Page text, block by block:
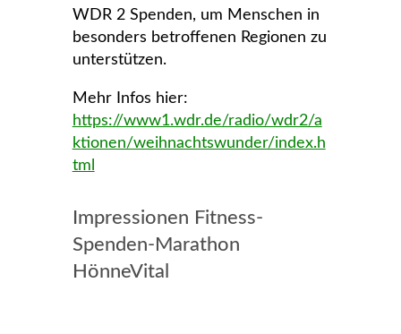
WDR 2 Spenden, um Menschen in
besonders betroffenen Regionen zu
unterstützen.
Mehr Infos hier:
https://www1.wdr.de/radio/wdr2/a
ktionen/weihnachtswunder/index.h
tml
Impressionen Fitness-
Spenden-Marathon
HönneVital